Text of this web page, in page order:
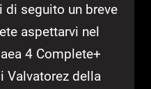
seguito un breve
aspettarvi nel
4 Complete+
Valvatorez della